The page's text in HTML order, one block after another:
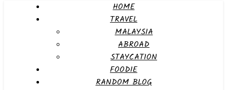
HOME
TRAVEL
MALAYSIA
ABROAD
STAYCATION
FOODIE
RANDOM BLOG